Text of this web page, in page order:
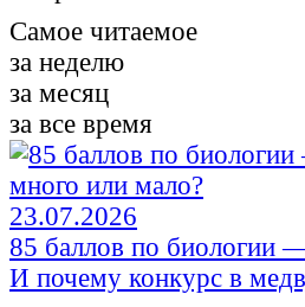
Самое читаемое
за неделю
за месяц
за все время
23.07.2026
85 баллов по биологии
И почему конкурс в